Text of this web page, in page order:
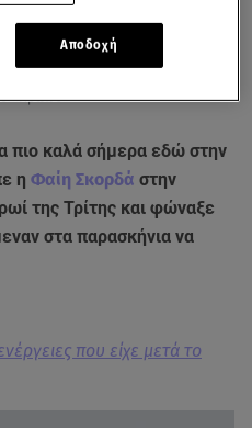
«Πρωινό»
πιο καλά σήμερα εδώ στην
η Φαίη Σκορδά στην
της Τρίτης και φώναξε
στα παρασκήνια να
που είχε μετά το
Αποδοχή